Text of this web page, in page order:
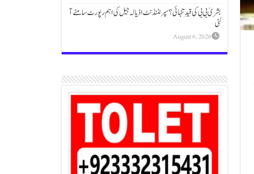
بشریٰ بی بی کی قیدِ تنہائی؟ سپرنٹنڈنٹ اڈیالہ جیل کی اہم رپورٹ سامنے آ
گئی
August 6, 2026